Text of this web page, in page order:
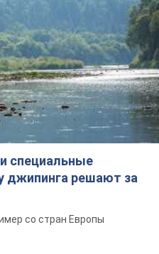
специальные
джипинга решают за
со стран Европы